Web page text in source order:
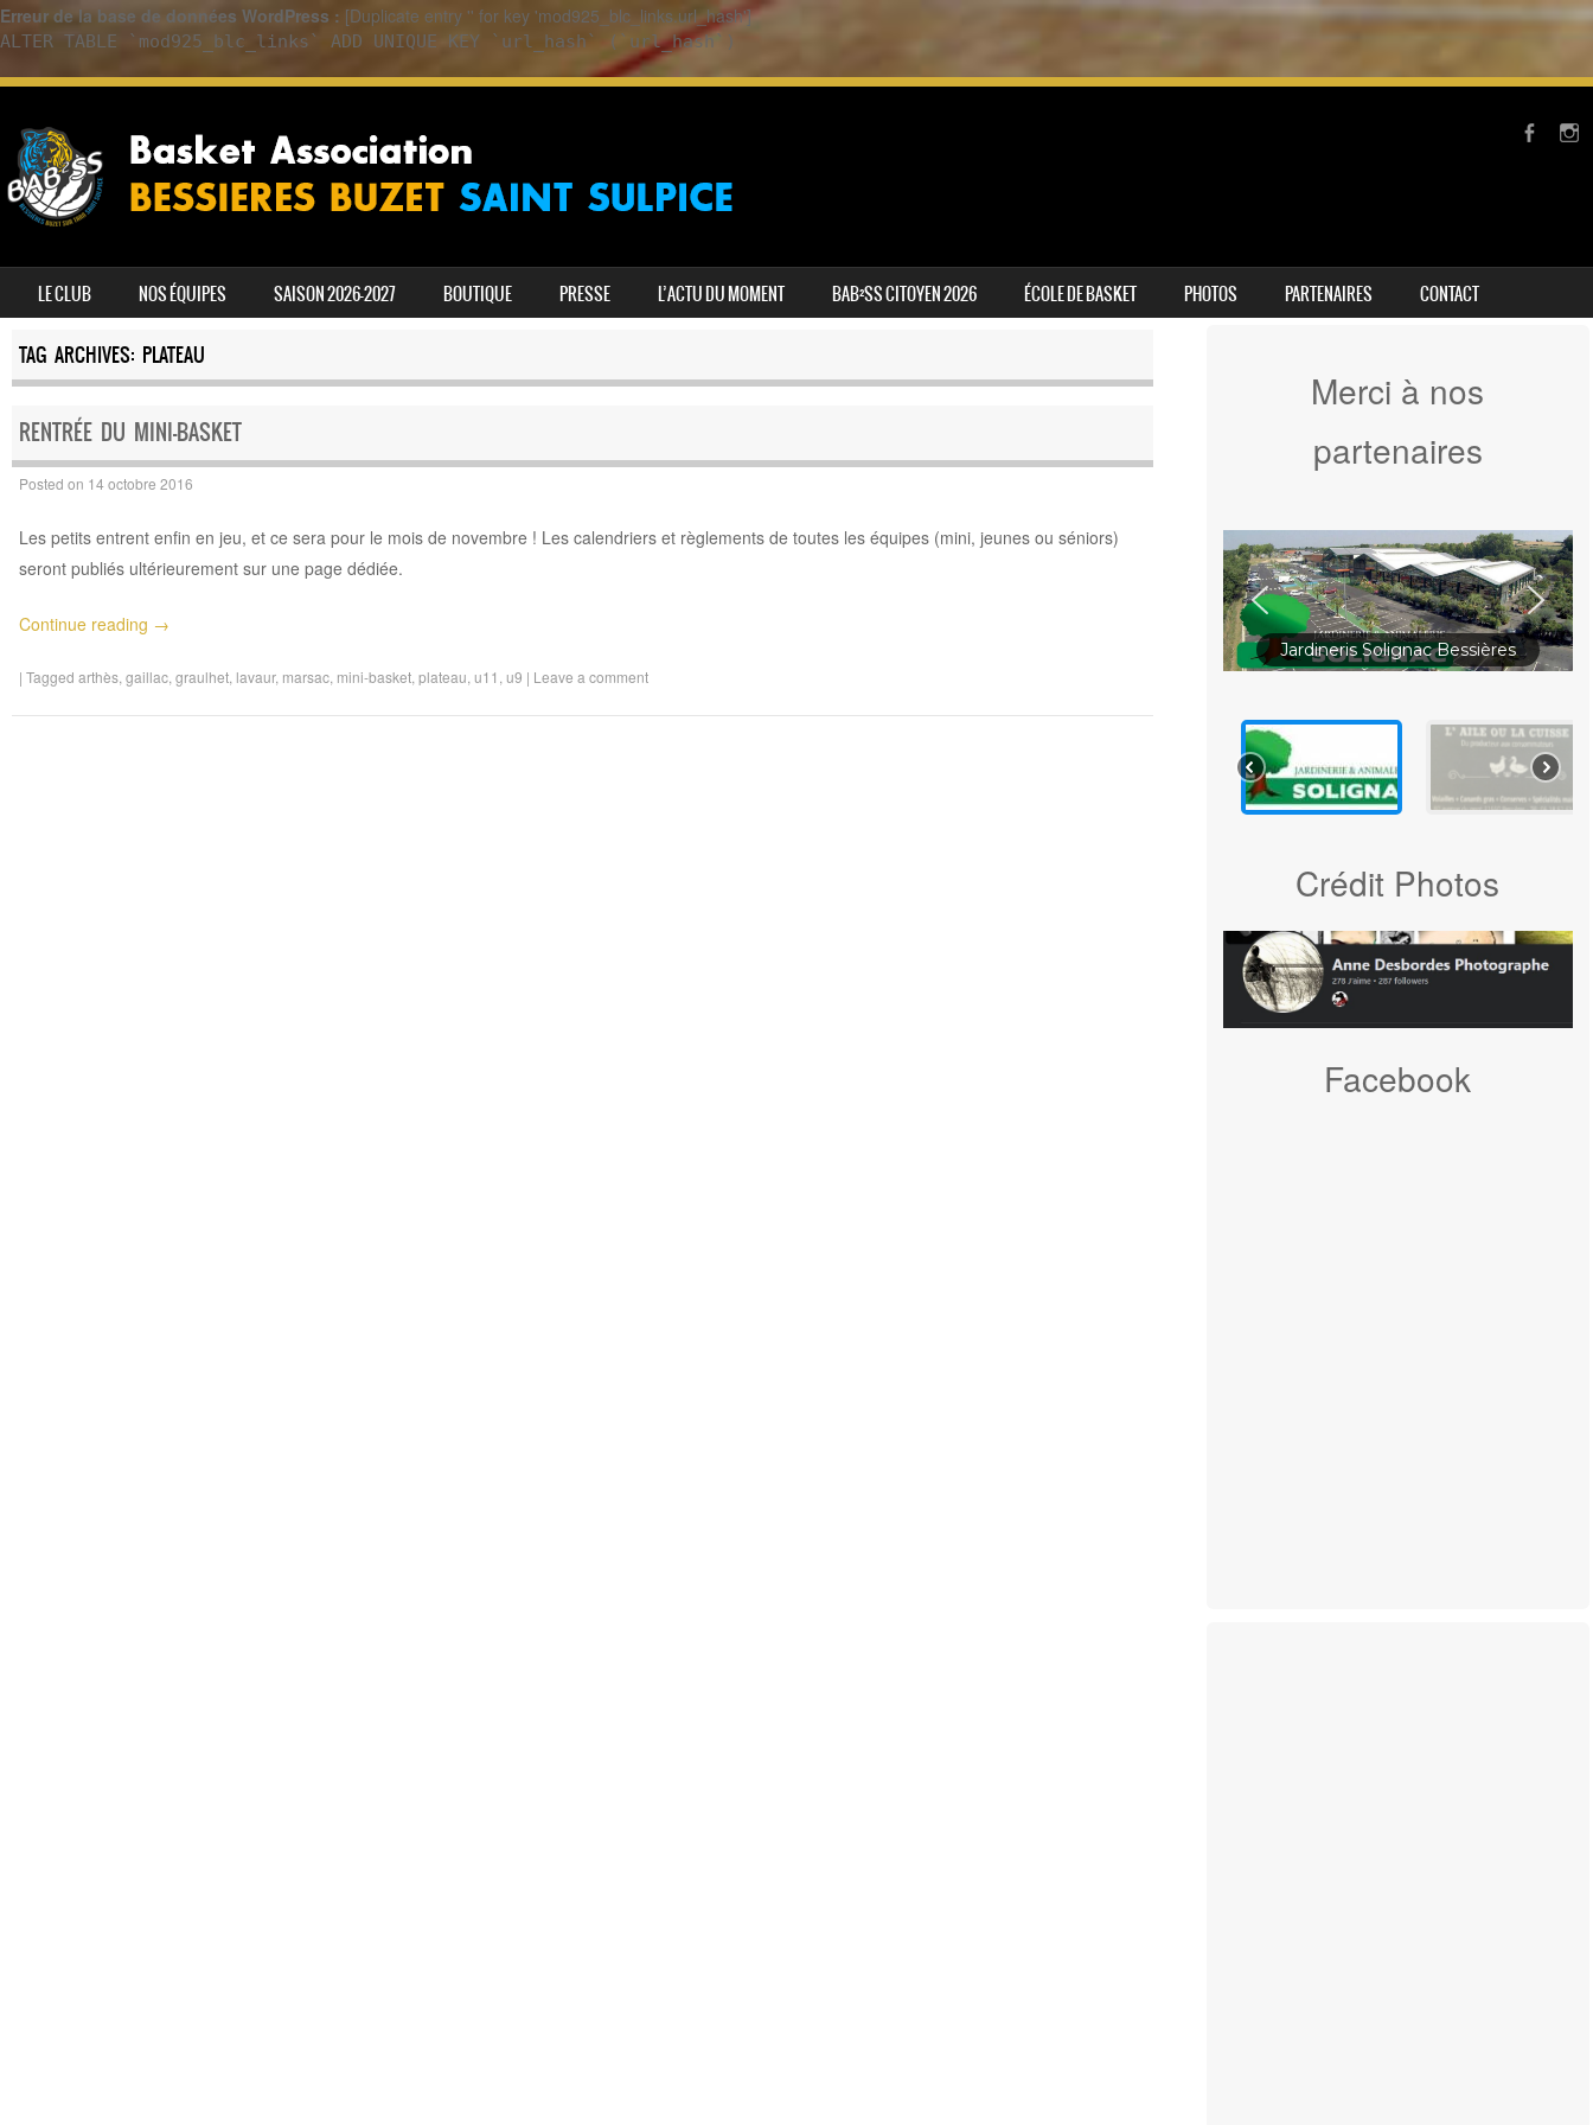
Erreur de la base de données WordPress : [Duplicate entry '' for key 'mod925_blc_links.url_hash']
ALTER TABLE `mod925_blc_links` ADD UNIQUE KEY `url_hash` (`url_hash`)
MENU
SKIP TO CONTENT
LE CLUB NOS ÉQUIPES SAISON 2026-2027 BOUTIQUE PRESSE L’ACTU DU MOMENT BAB²SS CITOYEN 2026 ÉCOLE DE BASKET PHOTOS PARTENAIRES CONTACT
TAG ARCHIVES: PLATEAU
RENTRÉE DU MINI-BASKET
Posted on 14 octobre 2016
Les petits entrent enfin en jeu, et ce sera pour le mois de novembre ! Les calendriers et règlements de toutes les équipes (mini, jeunes ou séniors)
seront publiés ultérieurement sur une page dédiée.
Continue reading →
| Tagged arthès, gaillac, graulhet, lavaur, marsac, mini-basket, plateau u11 u9 | Leave a comment
Merci à nos
partenaires
Jardineris Solignac Bessières
Crédit Photos
Facebook